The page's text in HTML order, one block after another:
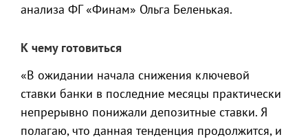
анализа ФГ «Финам» Ольга Беленькая.
К чему готовиться
«В ожидании начала снижения ключевой
ставки банки в последние месяцы практически
непрерывно понижали депозитные ставки. Я
полагаю, что данная тенденция продолжится, и